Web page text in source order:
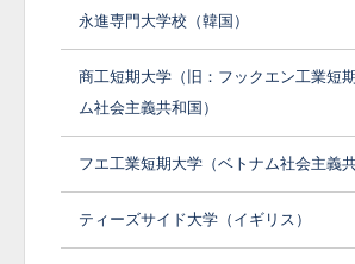
永進専門大学校（韓国）
商工短期大学（旧：フックエン工業短
ム社会主義共和国）
フエ工業短期大学（ベトナム社会主義共
ティーズサイド大学（イギリス）